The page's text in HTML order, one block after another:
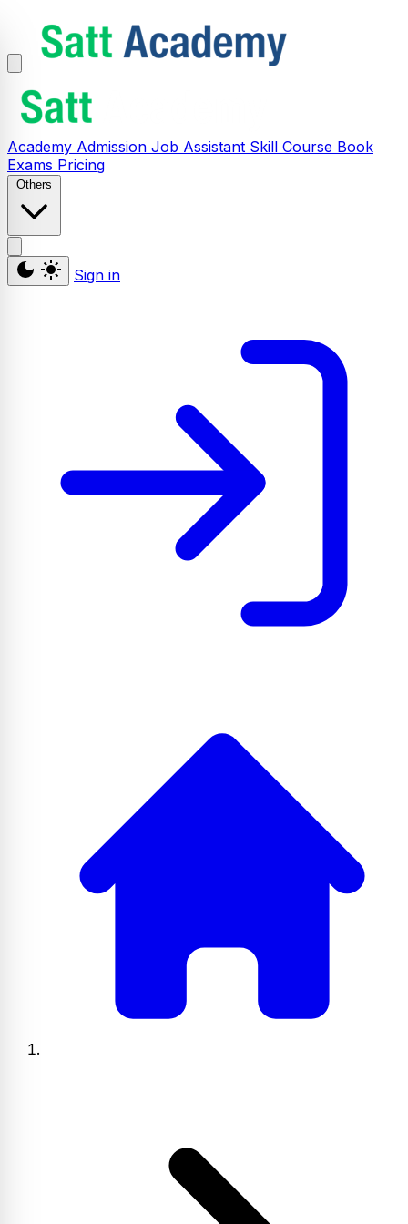
Academy Admission Job Assistant Skill Course Book
Exams Pricing
Others
Sign in